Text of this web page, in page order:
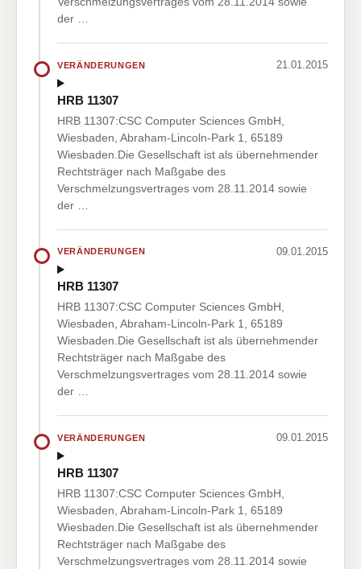
der …
VERÄNDERUNGEN 21.01.2015
HRB 11307
HRB 11307:CSC Computer Sciences GmbH,
Wiesbaden, Abraham-Lincoln-Park 1, 65189
Wiesbaden.Die Gesellschaft ist als übernehmender
Rechtsträger nach Maßgabe des
Verschmelzungsvertrages vom 28.11.2014 sowie
der …
VERÄNDERUNGEN 09.01.2015
HRB 11307
HRB 11307:CSC Computer Sciences GmbH,
Wiesbaden, Abraham-Lincoln-Park 1, 65189
Wiesbaden.Die Gesellschaft ist als übernehmender
Rechtsträger nach Maßgabe des
Verschmelzungsvertrages vom 28.11.2014 sowie
der …
VERÄNDERUNGEN 09.01.2015
HRB 11307
HRB 11307:CSC Computer Sciences GmbH,
Wiesbaden, Abraham-Lincoln-Park 1, 65189
Wiesbaden.Die Gesellschaft ist als übernehmender
Rechtsträger nach Maßgabe des
Verschmelzungsvertrages vom 28.11.2014 sowie